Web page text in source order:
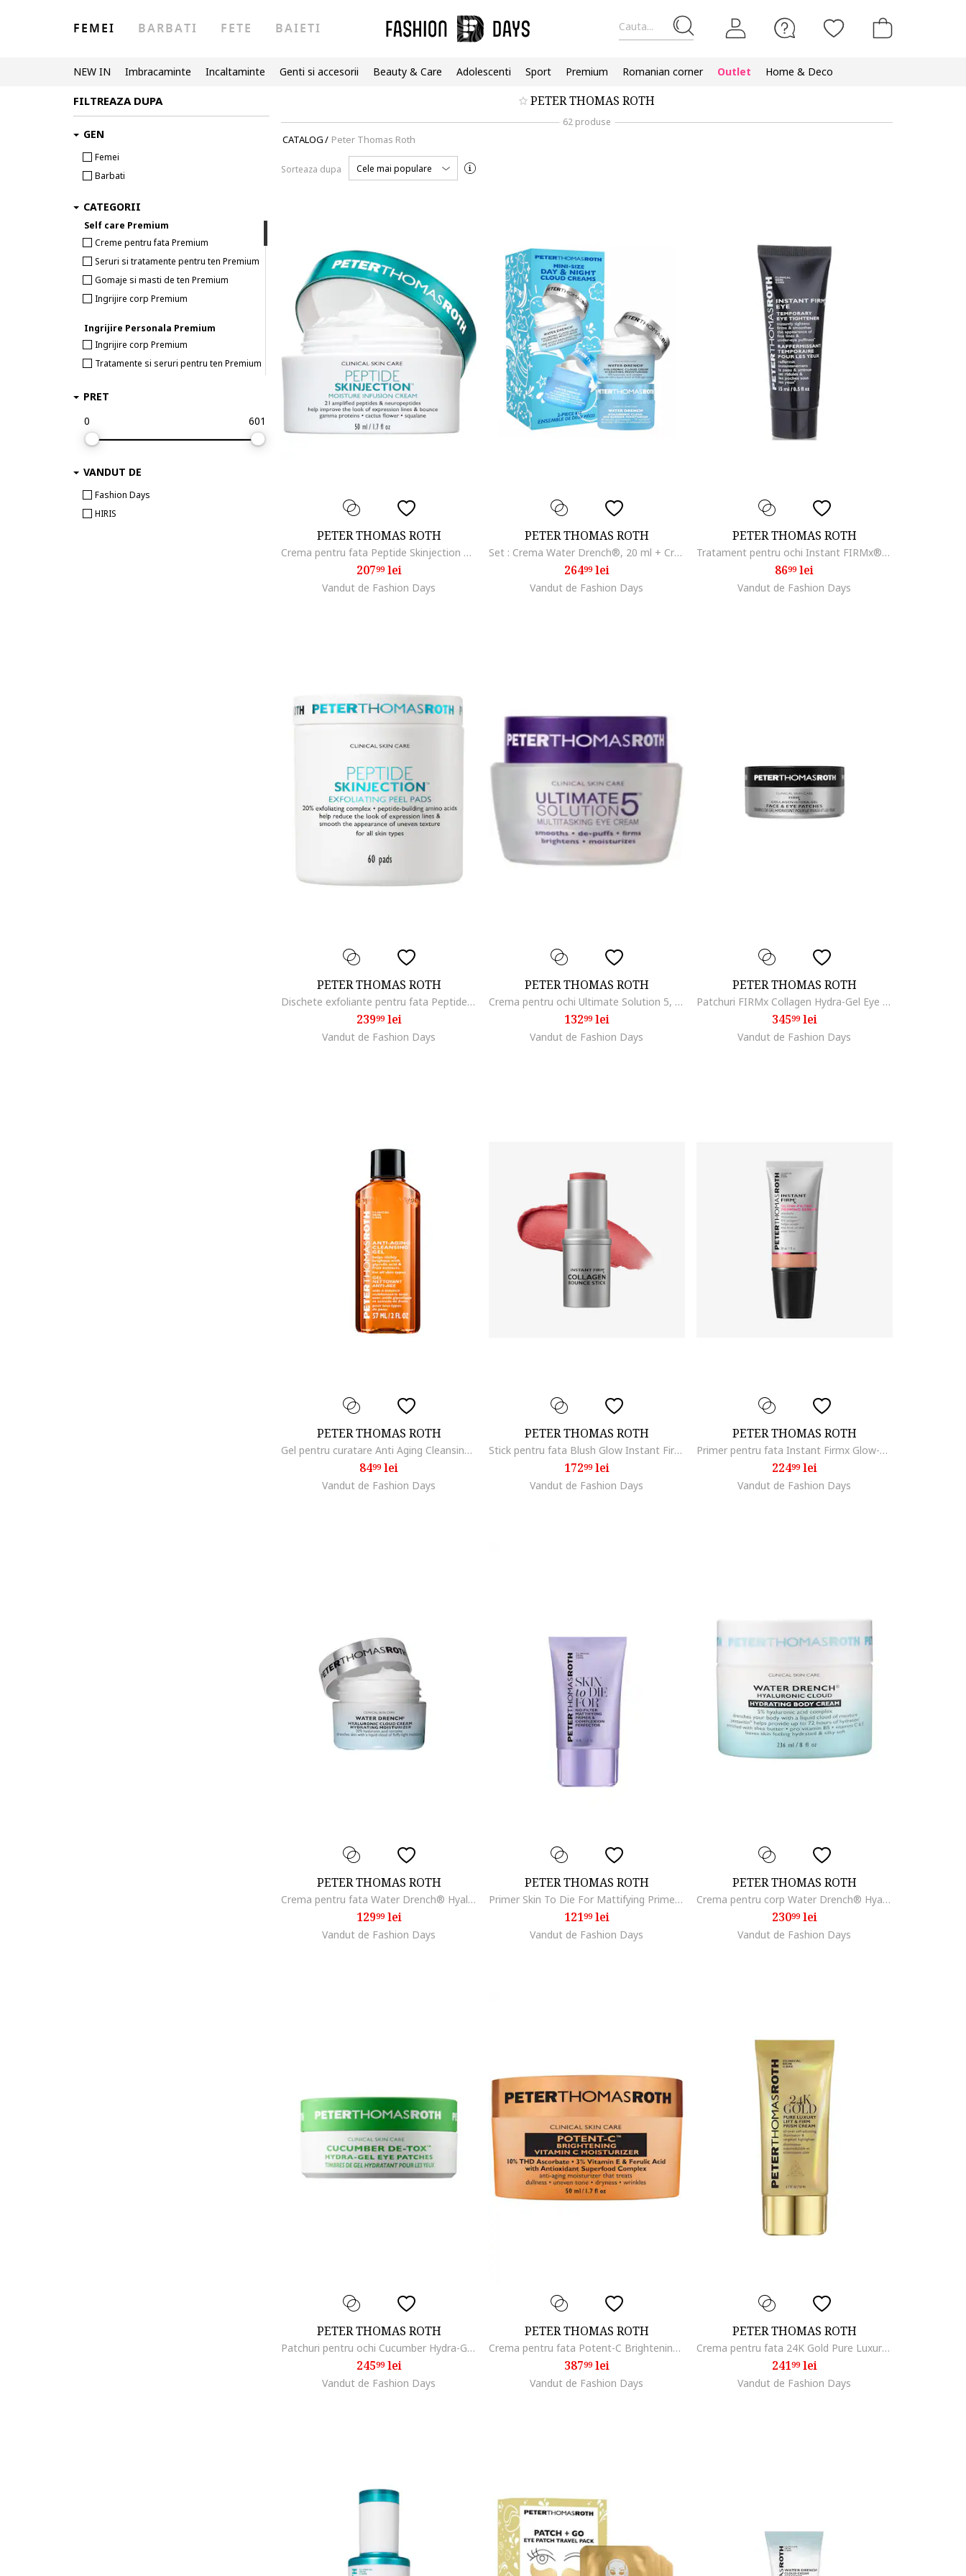
Cauta...
FEMEI BARBATI FETE BAIETI
NEW IN Imbracaminte Incaltaminte Genti si accesorii Beauty & Care Adolescenti Sport Premium Romanian corner Outlet Home & Deco
PETER THOMAS ROTH
62 produse
CATALOG/ Peter Thomas Roth
Sorteaza dupa Cele mai populare
PETER THOMAS ROTH
Crema pentru fata Peptide Skinjection Moisture Infusion Cream, 50 ml
20799lei
Vandut de Fashion Days
PETER THOMAS ROTH
Set : Crema Water Drench®, 20 ml + Crema Water Drench® Cloud, 20 ml
26499lei
Vandut de Fashion Days
PETER THOMAS ROTH
Tratament pentru ochi Instant FIRMx® Eye, 15 ml
8699lei
Vandut de Fashion Days
PETER THOMAS ROTH
Dischete exfoliante pentru fata Peptide Skinjection Exfoliating Peel Pads, 60 bucati
23999lei
Vandut de Fashion Days
PETER THOMAS ROTH
Crema pentru ochi Ultimate Solution 5, 15 ml
13299lei
Vandut de Fashion Days
PETER THOMAS ROTH
Patchuri FIRMx Collagen Hydra-Gel Eye & Face Patches, 90 buc
34599lei
Vandut de Fashion Days
PETER THOMAS ROTH
Gel pentru curatare Anti Aging Cleansing Gel, 57 ml
8499lei
Vandut de Fashion Days
PETER THOMAS ROTH
Stick pentru fata Blush Glow Instant Firmx Collagen Bounce, 16 g
17299lei
Vandut de Fashion Days
PETER THOMAS ROTH
Primer pentru fata Instant Firmx Glow-Filter, 30 ml
22499lei
Vandut de Fashion Days
PETER THOMAS ROTH
Crema pentru fata Water Drench® Hyaluronic Cloud Cream Hydrating Moisturizer, 20 ml
12999lei
Vandut de Fashion Days
PETER THOMAS ROTH
Primer Skin To Die For Mattifying Primer, 30 mlsdfh, To Die For
12199lei
Vandut de Fashion Days
PETER THOMAS ROTH
Crema pentru corp Water Drench® Hyaluronic Cloud Body Cream, 236 ml
23099lei
Vandut de Fashion Days
PETER THOMAS ROTH
Patchuri pentru ochi Cucumber Hydra-Gel Eye Patches, 60 buc
24599lei
Vandut de Fashion Days
PETER THOMAS ROTH
Crema pentru fata Potent-C Brightening Vitamin C Moisturizer, 50 ml
38799lei
Vandut de Fashion Days
PETER THOMAS ROTH
Crema pentru fata 24K Gold Pure Luxury Lift & Firm Prism Cream, 50 ml
24199lei
Vandut de Fashion Days
FILTREAZA DUPA
GEN
Femei
Barbati
CATEGORII
Self care Premium
Creme pentru fata Premium
Seruri si tratamente pentru ten Premium
Gomaje si masti de ten Premium
Ingrijire corp Premium
Ingrijire Personala Premium
Ingrijire corp Premium
Tratamente si seruri pentru ten Premium
Masti de ten si gomaje Premium
Creme de fata Premium
Premium Makeup
PRET
0
601
VANDUT DE
Fashion Days
HIRIS